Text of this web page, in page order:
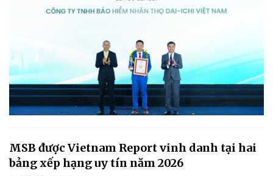
MSB được Vietnam Report vinh danh tại hai
bảng xếp hạng uy tín năm 2026